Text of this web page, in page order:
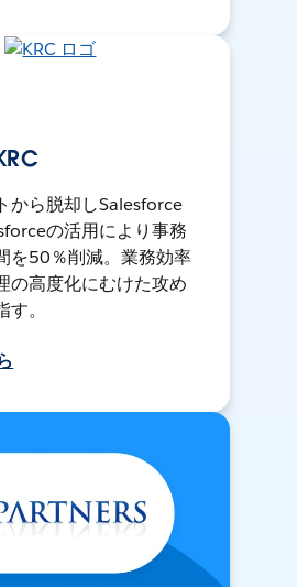
から脱却しSalesforce
の活用により事務
を50％削減。業務効率
の高度化にむけた攻め
。